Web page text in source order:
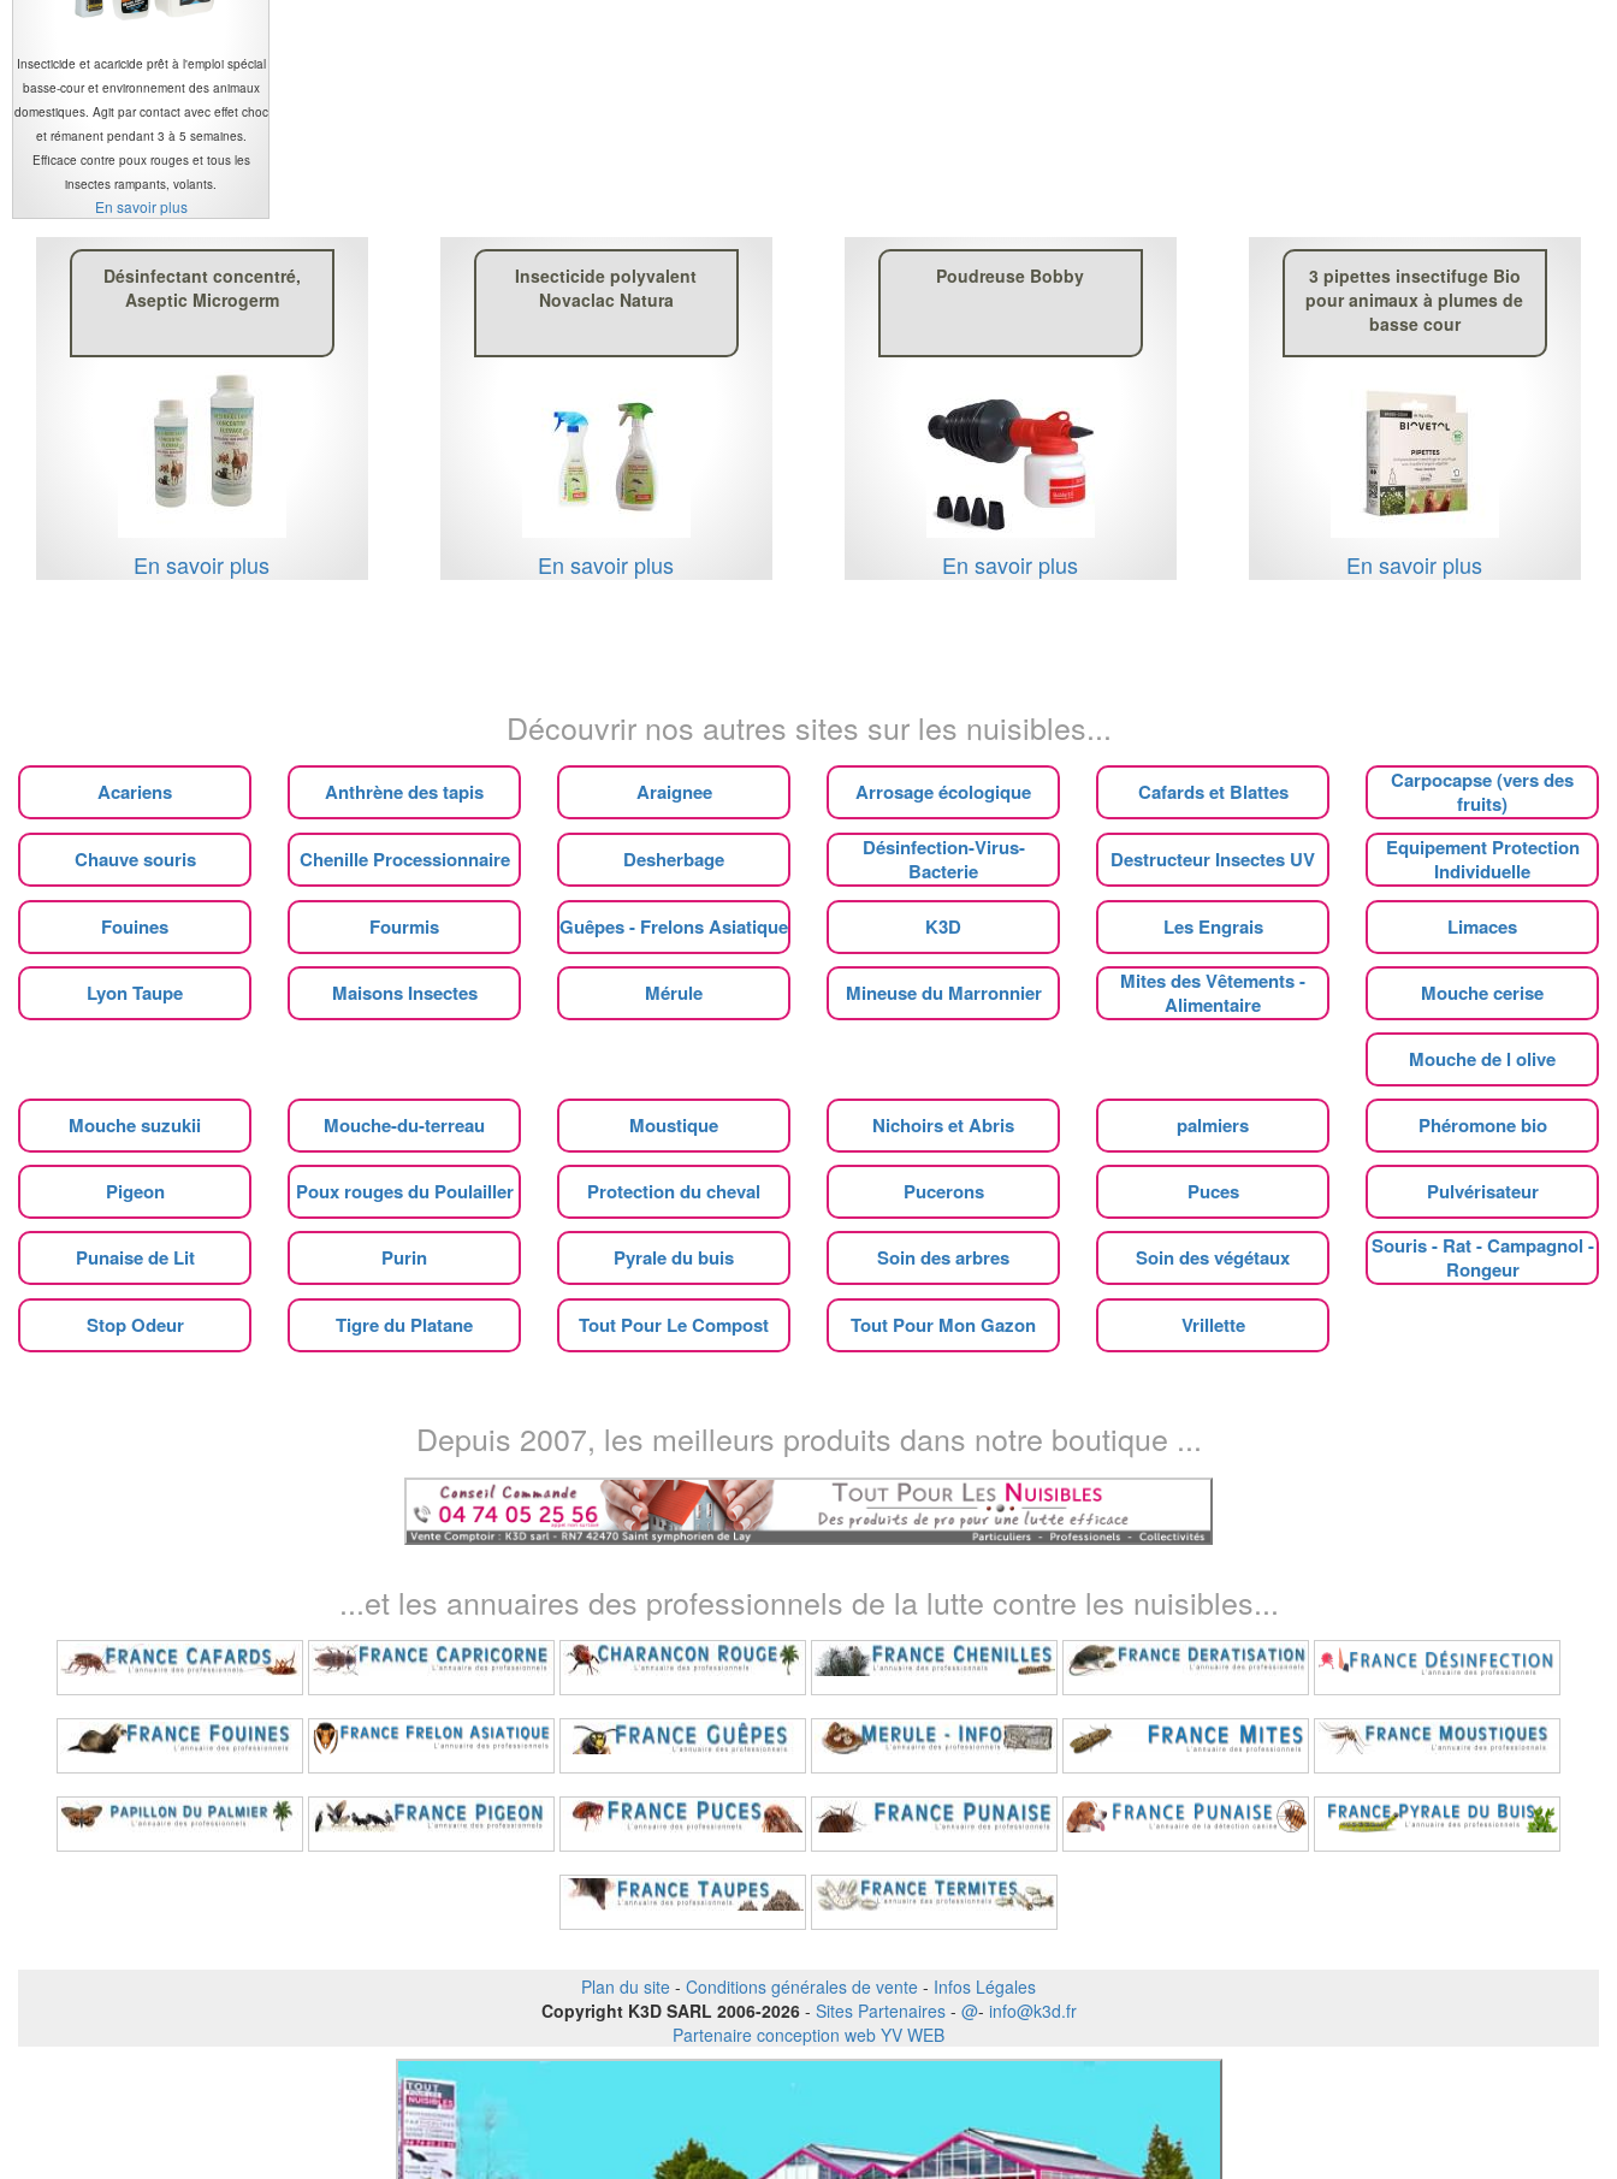
Insecticide et acaricide prêt à l'emploi spécial
basse-cour et environnement des animaux
domestiques. Agit par contact avec effet choc
et rémanent pendant 3 à 5 semaines.
Efficace contre poux rouges et tous les
insectes rampants, volants.
En savoir plus
Désinfectant concentré,
Aseptic Microgerm
En savoir plus
Insecticide polyvalent
Novaclac Natura
En savoir plus
Poudreuse Bobby
En savoir plus
3 pipettes insectifuge Bio
pour animaux à plumes de
basse cour
En savoir plus
Découvrir nos autres sites sur les nuisibles...
Acariens Anthrène des tapis Araignee Arrosage écologique Cafards et Blattes
Carpocapse (vers des
fruits)
Chauve souris Chenille Processionnaire Desherbage
Désinfection-Virus-
Bacterie
Destructeur Insectes UV
Equipement Protection
Individuelle
Fouines Fourmis Guêpes - Frelons Asiatique K3D Les Engrais Limaces
Lyon Taupe Maisons Insectes Mérule Mineuse du Marronnier
Mites des Vêtements -
Alimentaire
Mouche cerise
Mouche de l olive
Mouche suzukii Mouche-du-terreau Moustique Nichoirs et Abris palmiers Phéromone bio
Pigeon Poux rouges du Poulailler Protection du cheval Pucerons Puces Pulvérisateur
Punaise de Lit Purin Pyrale du buis Soin des arbres Soin des végétaux
Souris - Rat - Campagnol -
Rongeur
Stop Odeur Tigre du Platane Tout Pour Le Compost Tout Pour Mon Gazon Vrillette
Depuis 2007, les meilleurs produits dans notre boutique ...
...et les annuaires des professionnels de la lutte contre les nuisibles...
Plan du site - Conditions générales de vente - Infos Légales
Copyright K3D SARL 2006-2026 - Sites Partenaires- @- info@k3d.fr
Partenaire conception web YV WEB